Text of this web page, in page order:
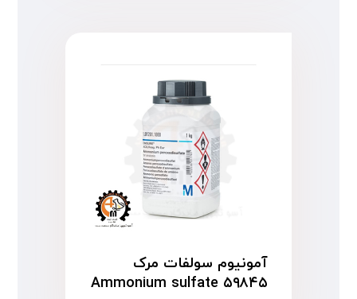
آمونیوم سولفات مرک
۵۹۸۴۵ Ammonium sulfate